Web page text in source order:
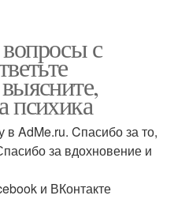
с
психика
AdMe.ru. Cпасибо за то,
за вдохновение и
и ВКонтакте